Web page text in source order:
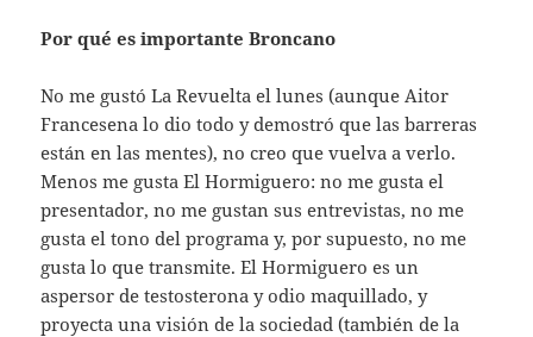
Por qué es importante Broncano
No me gustó La Revuelta el lunes (aunque Aitor
Francesena lo dio todo y demostró que las barreras
están en las mentes), no creo que vuelva a verlo.
Menos me gusta El Hormiguero: no me gusta el
presentador, no me gustan sus entrevistas, no me
gusta el tono del programa y, por supuesto, no me
gusta lo que transmite. El Hormiguero es un
aspersor de testosterona y odio maquillado, y
proyecta una visión de la sociedad (también de la